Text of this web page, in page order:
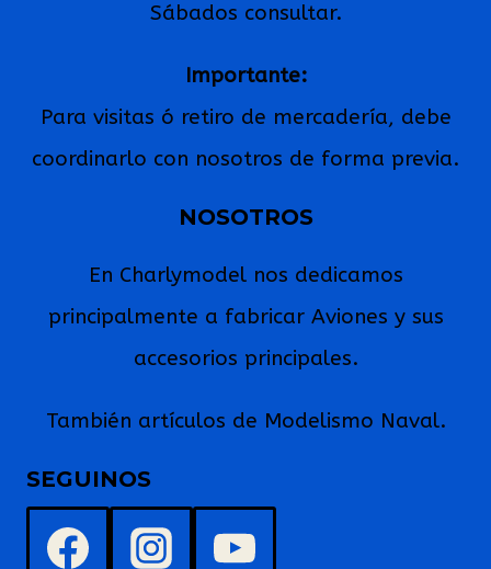
Sábados consultar.
Importante:
Para visitas ó retiro de mercadería, debe
coordinarlo con nosotros de forma previa.
NOSOTROS
En Charlymodel nos dedicamos
principalmente a fabricar Aviones y sus
accesorios principales.
También artículos de Modelismo Naval.
SEGUINOS